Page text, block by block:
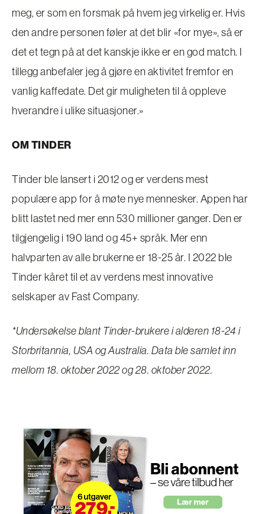
meg, er som en forsmak på hvem jeg virkelig er. Hvis
den andre personen føler at det blir «for mye», så er
det et tegn på at det kanskje ikke er en god match. I
tillegg anbefaler jeg å gjøre en aktivitet fremfor en
vanlig kaffedate. Det gir muligheten til å oppleve
hverandre i ulike situasjoner.»
OM TINDER
Tinder ble lansert i 2012 og er verdens mest
populære app for å møte nye mennesker. Appen har
blitt lastet ned mer enn 530 millioner ganger. Den er
tilgjengelig i 190 land og 45+ språk. Mer enn
halvparten av alle brukerne er 18-25 år. I 2022 ble
Tinder kåret til et av verdens mest innovative
selskaper av Fast Company.
*Undersøkelse blant Tinder-brukere i alderen 18-24 i
Storbritannia, USA og Australia. Data ble samlet inn
mellom 18. oktober 2022 og 28. oktober 2022.